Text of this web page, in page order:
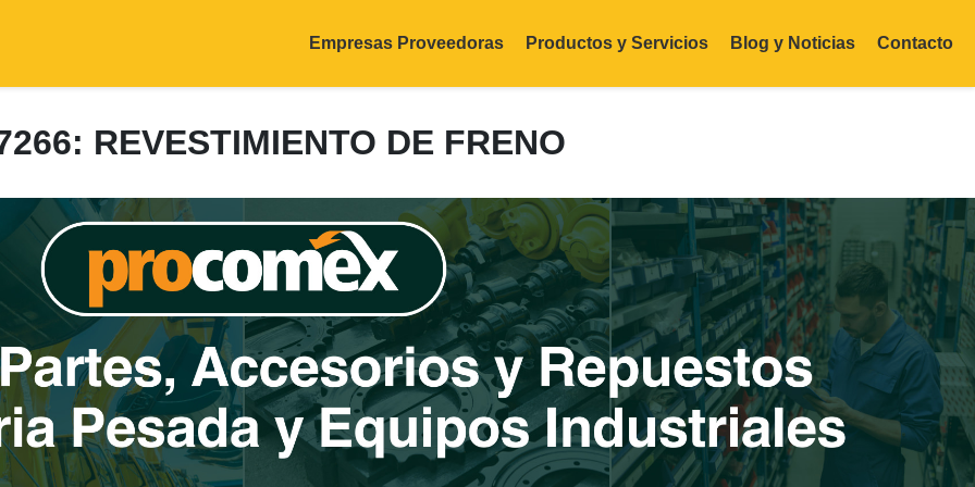
Empresas Proveedoras Productos y Servicios Blog y Noticias Contacto
REVESTIMIENTO DE FRENO